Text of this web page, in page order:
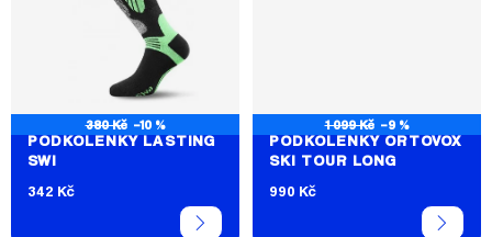
380 Kč –10 %
PODKOLENKY LASTING
SWI
342 Kč
1 099 Kč –9 %
PODKOLENKY ORTOVOX
SKI TOUR LONG
990 Kč